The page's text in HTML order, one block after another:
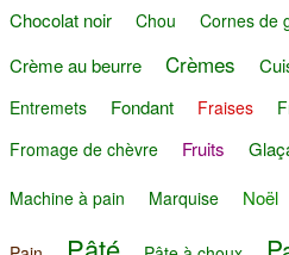
Chocolat noir
Chou Cornes de
Crème au beurre Crèmes
Entremets
Fondant Fraises
Fromage de chèvre
Fruits
Machine à pain Marquise Noël